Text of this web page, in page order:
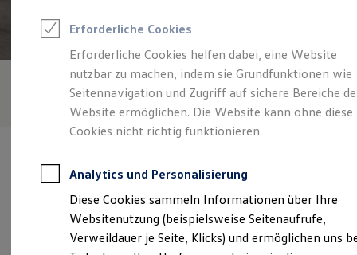
Leasing
Leasing-Angebote
Gebrauchtwagen Leasing
Junge Gebrauchtwagen-Leasing
Elektroauto Leasing
Kleinwagen-Leasing
Leasing ohne Anzahlung
Finanzierung
Kfz-Versicherung
Restschuldversicherungen
Garantien
Wartungsverträge
Geschäftskunden
Professional Class bei Volkswagen
Otter Automobile GmbH (Impressum & Rechtliches)
Erforderliche Cookies
Erforderliche Cookies helfen dabei, eine Website
nutzbar zu machen, indem sie Grundfunktionen wie
Seitennavigation und Zugriff auf sichere Bereiche
Website ermöglichen. Die Website kann ohne diese
Cookies nicht richtig funktionieren.
Analytics und Personalisierung
Diese Cookies sammeln Informationen über Ihre
Websitenutzung (beispielsweise Seitenaufrufe,
Verweildauer je Seite, Klicks) und ermöglichen uns